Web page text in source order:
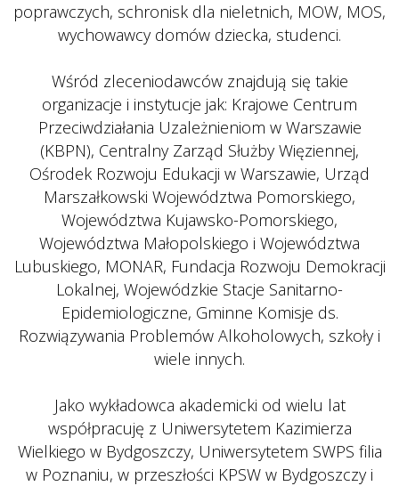
poprawczych, schronisk dla nieletnich, MOW, MOS,
wychowawcy domów dziecka, studenci.
Wśród zleceniodawców znajdują się takie
organizacje i instytucje jak: Krajowe Centrum
Przeciwdziałania Uzależnieniom w Warszawie
(KBPN), Centralny Zarząd Służby Więziennej,
Ośrodek Rozwoju Edukacji w Warszawie, Urząd
Marszałkowski Województwa Pomorskiego,
Województwa Kujawsko-Pomorskiego,
Województwa Małopolskiego i Województwa
Lubuskiego, MONAR, Fundacja Rozwoju Demokracji
Lokalnej, Wojewódzkie Stacje Sanitarno-
Epidemiologiczne, Gminne Komisje ds.
Rozwiązywania Problemów Alkoholowych, szkoły i
wiele innych.
Jako wykładowca akademicki od wielu lat
współpracuję z Uniwersytetem Kazimierza
Wielkiego w Bydgoszczy, Uniwersytetem SWPS filia
w Poznaniu, w przeszłości KPSW w Bydgoszczy i